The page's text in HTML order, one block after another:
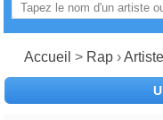
Accueil > Rap ›